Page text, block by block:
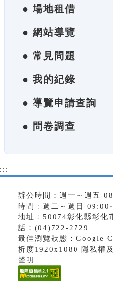
● 場地租借
● 網站導覽
● 常見問題
● 我的紀錄
● 導覽申請查詢
● 問卷調查
:::
辦公時間：週一～週五
時間：週二～週日
地址：50074彰化縣彰化
話：(04)722-2729
最佳瀏覽狀態：Google
析度1920x1080 隱私權
聲明